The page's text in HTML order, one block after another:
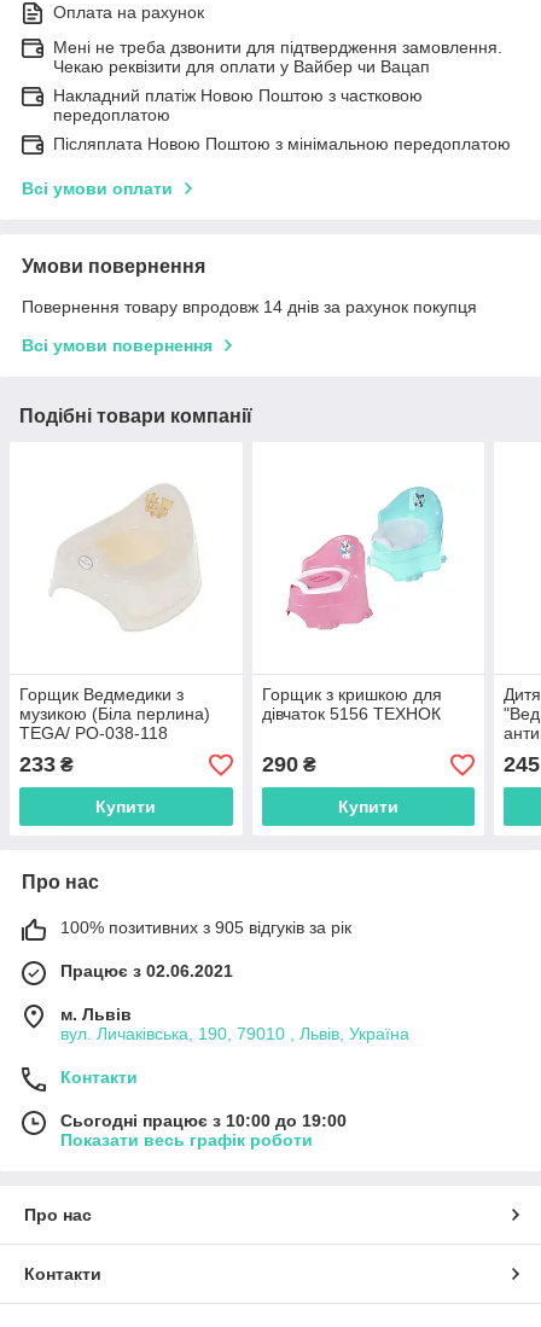
Оплата на рахунок
Мені не треба дзвонити для підтвердження замовлення.
Чекаю реквізити для оплати у Вайбер чи Вацап
Накладний платіж Новою Поштою з частковою
передоплатою
Післяплата Новою Поштою з мінімальною передоплатою
Всі умови оплати
Умови повернення
Повернення товару впродовж 14 днів за рахунок покупця
Всі умови повернення
Подібні товари компанії
Горщик Ведмедики з
музикою (Біла перлина)
TEGA/ PO-038-118
233 ₴
Купити
Горщик з кришкою для
дівчаток 5156 ТЕХНОК
290₴
Купити
245
Про нас
100% позитивних з 905 відгуків за рік
Працює з 02.06.2021
м. Львів
вул. Личаківська, 190, 79010 , Львів, Україна
Контакти
Сьогодні працює з 10:00 до 19:00
Показати весь графік роботи
Про нас
Контакти